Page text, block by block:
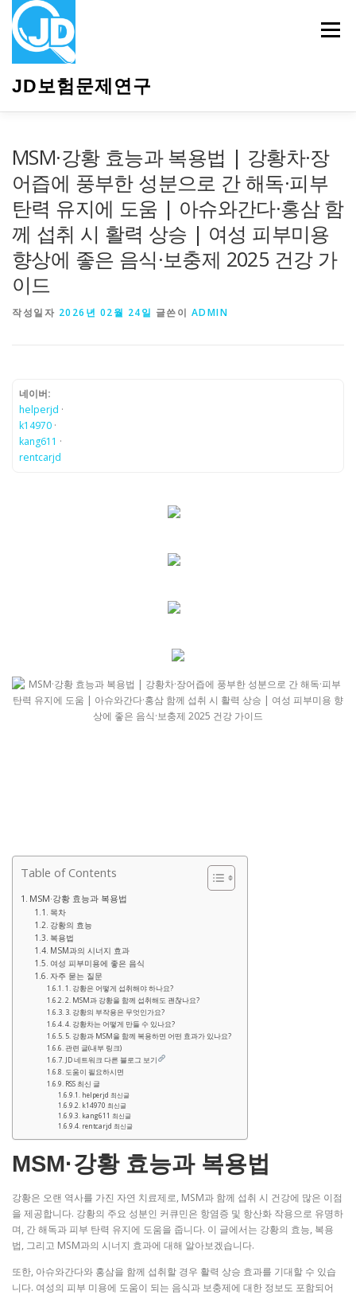
JD보험문제연구
메뉴
MSM·강황 효능과 복용법 | 강황차·장
어즙에 풍부한 성분으로 간 해독·피부
탄력 유지에 도움 | 아슈와간다·홍삼 함
께 섭취 시 활력 상승 | 여성 피부미용
향상에 좋은 음식·보충제 2025 건강 가
이드
작성일자 2026년 02월 24일 글쓴이 ADMIN
네이버:
helperjd ·
k14970 ·
kang611 ·
rentcarjd
Table of Contents
MSM·강황 효능과 복용법
목차
강황의 효능
복용법
MSM과의 시너지 효과
여성 피부미용에 좋은 음식
자주 묻는 질문
1. 강황은 어떻게 섭취해야 하나요?
2. MSM과 강황을 함께 섭취해도 괜찮나요?
3. 강황의 부작용은 무엇인가요?
4. 강황차는 어떻게 만들 수 있나요?
5. 강황과 MSM을 함께 복용하면 어떤 효과가 있나요?
관련 글(내부 링크)
JD 네트워크 다른 블로그 보기
도움이 필요하시면
RSS 최신 글
helperjd 최신글
k14970 최신글
kang611 최신글
rentcarjd 최신글
MSM·강황 효능과 복용법
강황은 오랜 역사를 가진 자연 치료제로, MSM과 함께 섭취 시 건강에 많은 이점
을 제공합니다. 강황의 주요 성분인 커큐민은 항염증 및 항산화 작용으로 유명하
며, 간 해독과 피부 탄력 유지에 도움을 줍니다. 이 글에서는 강황의 효능, 복용
법, 그리고 MSM과의 시너지 효과에 대해 알아보겠습니다.
또한, 아슈와간다와 홍삼을 함께 섭취할 경우 활력 상승 효과를 기대할 수 있습
니다. 여성의 피부 미용에 도움이 되는 음식과 보충제에 대한 정보도 포함되어